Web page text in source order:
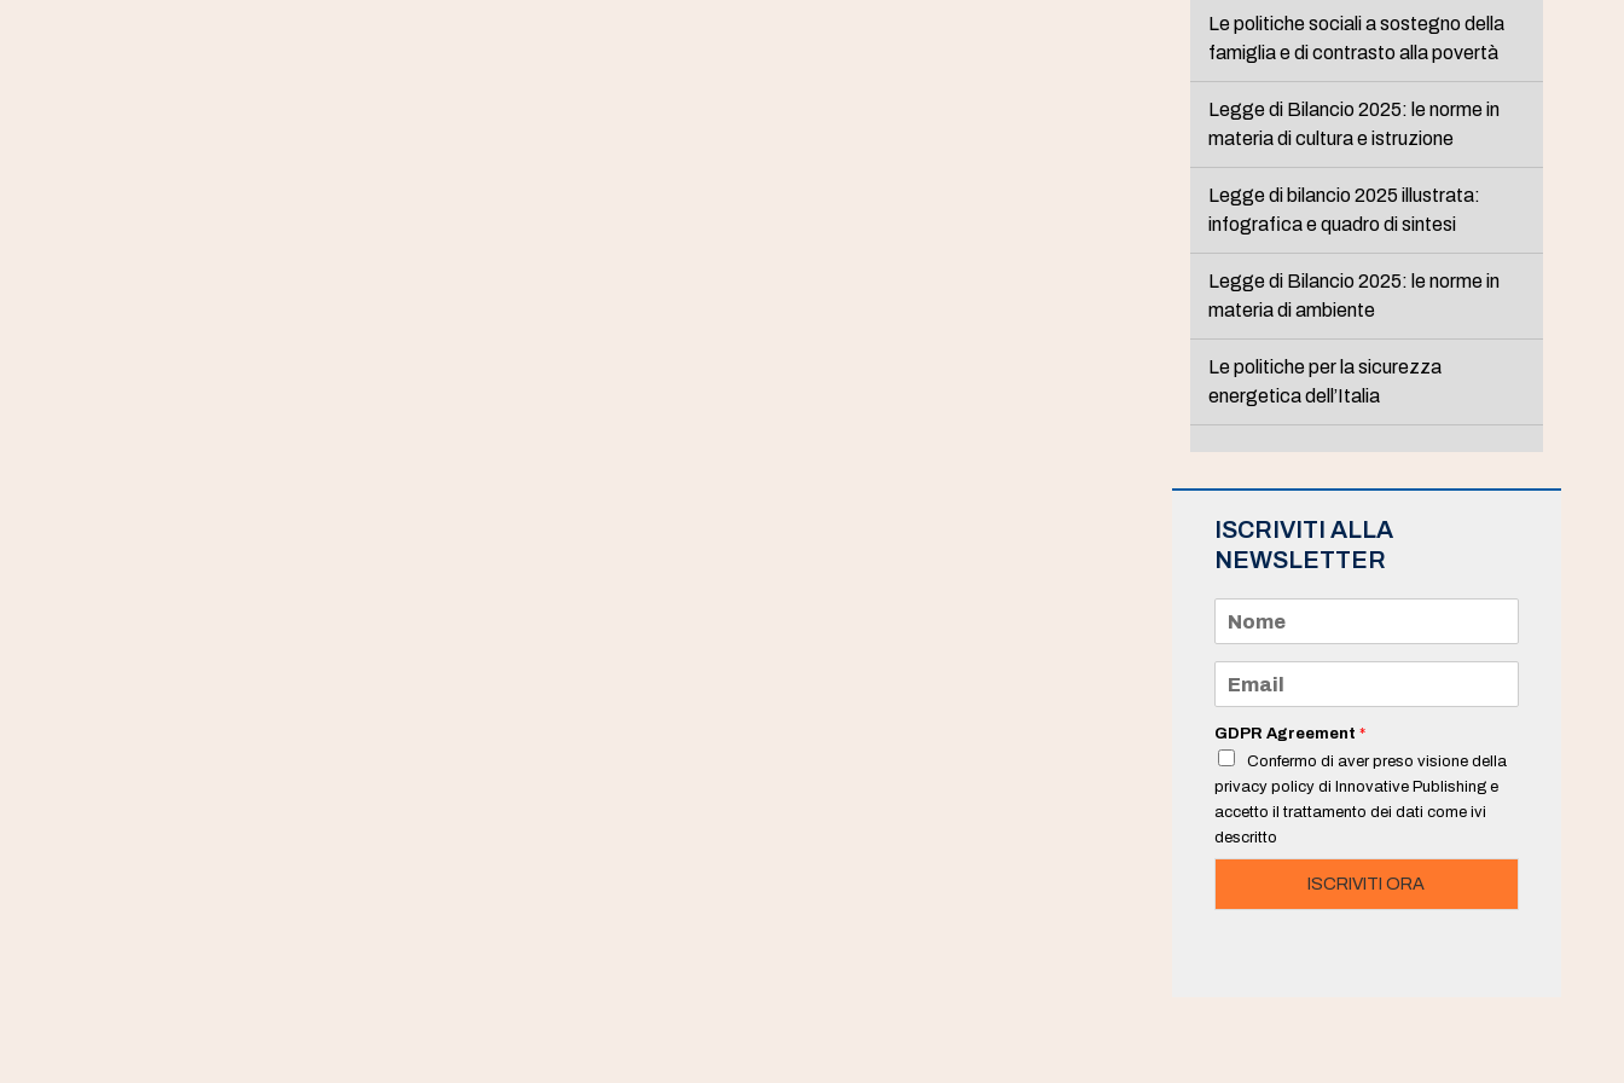
Le politiche sociali a sostegno della
famiglia e di contrasto alla povertà
Legge di Bilancio 2025: le norme in
materia di cultura e istruzione
Legge di bilancio 2025 illustrata:
infografica e quadro di sintesi
Legge di Bilancio 2025: le norme in
materia di ambiente
Le politiche per la sicurezza
energetica dell’Italia
ISCRIVITI ALLA
NEWSLETTER
m
e
a
i
*
GDPR Agreement *
Confermo di aver preso visione della
privacy policy di Innovative Publishing e
accetto il trattamento dei dati come ivi
descritto
ISCRIVITI ORA